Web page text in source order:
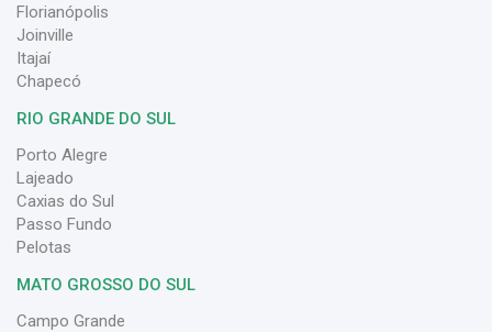
Florianópolis
Joinville
Itajaí
Chapecó
RIO GRANDE DO SUL
Porto Alegre
Lajeado
Caxias do Sul
Passo Fundo
Pelotas
MATO GROSSO DO SUL
Campo Grande